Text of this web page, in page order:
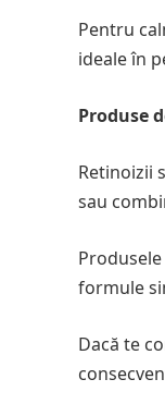
Pentru
ideale în
Produse
Retinoizii
sau
formule
Dacă te